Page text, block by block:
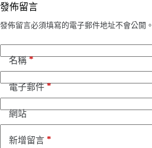
發佈留言
發佈留言必須填寫的電子郵件地址不會公開。
名稱*
電子郵件*
網站
新增留言 *